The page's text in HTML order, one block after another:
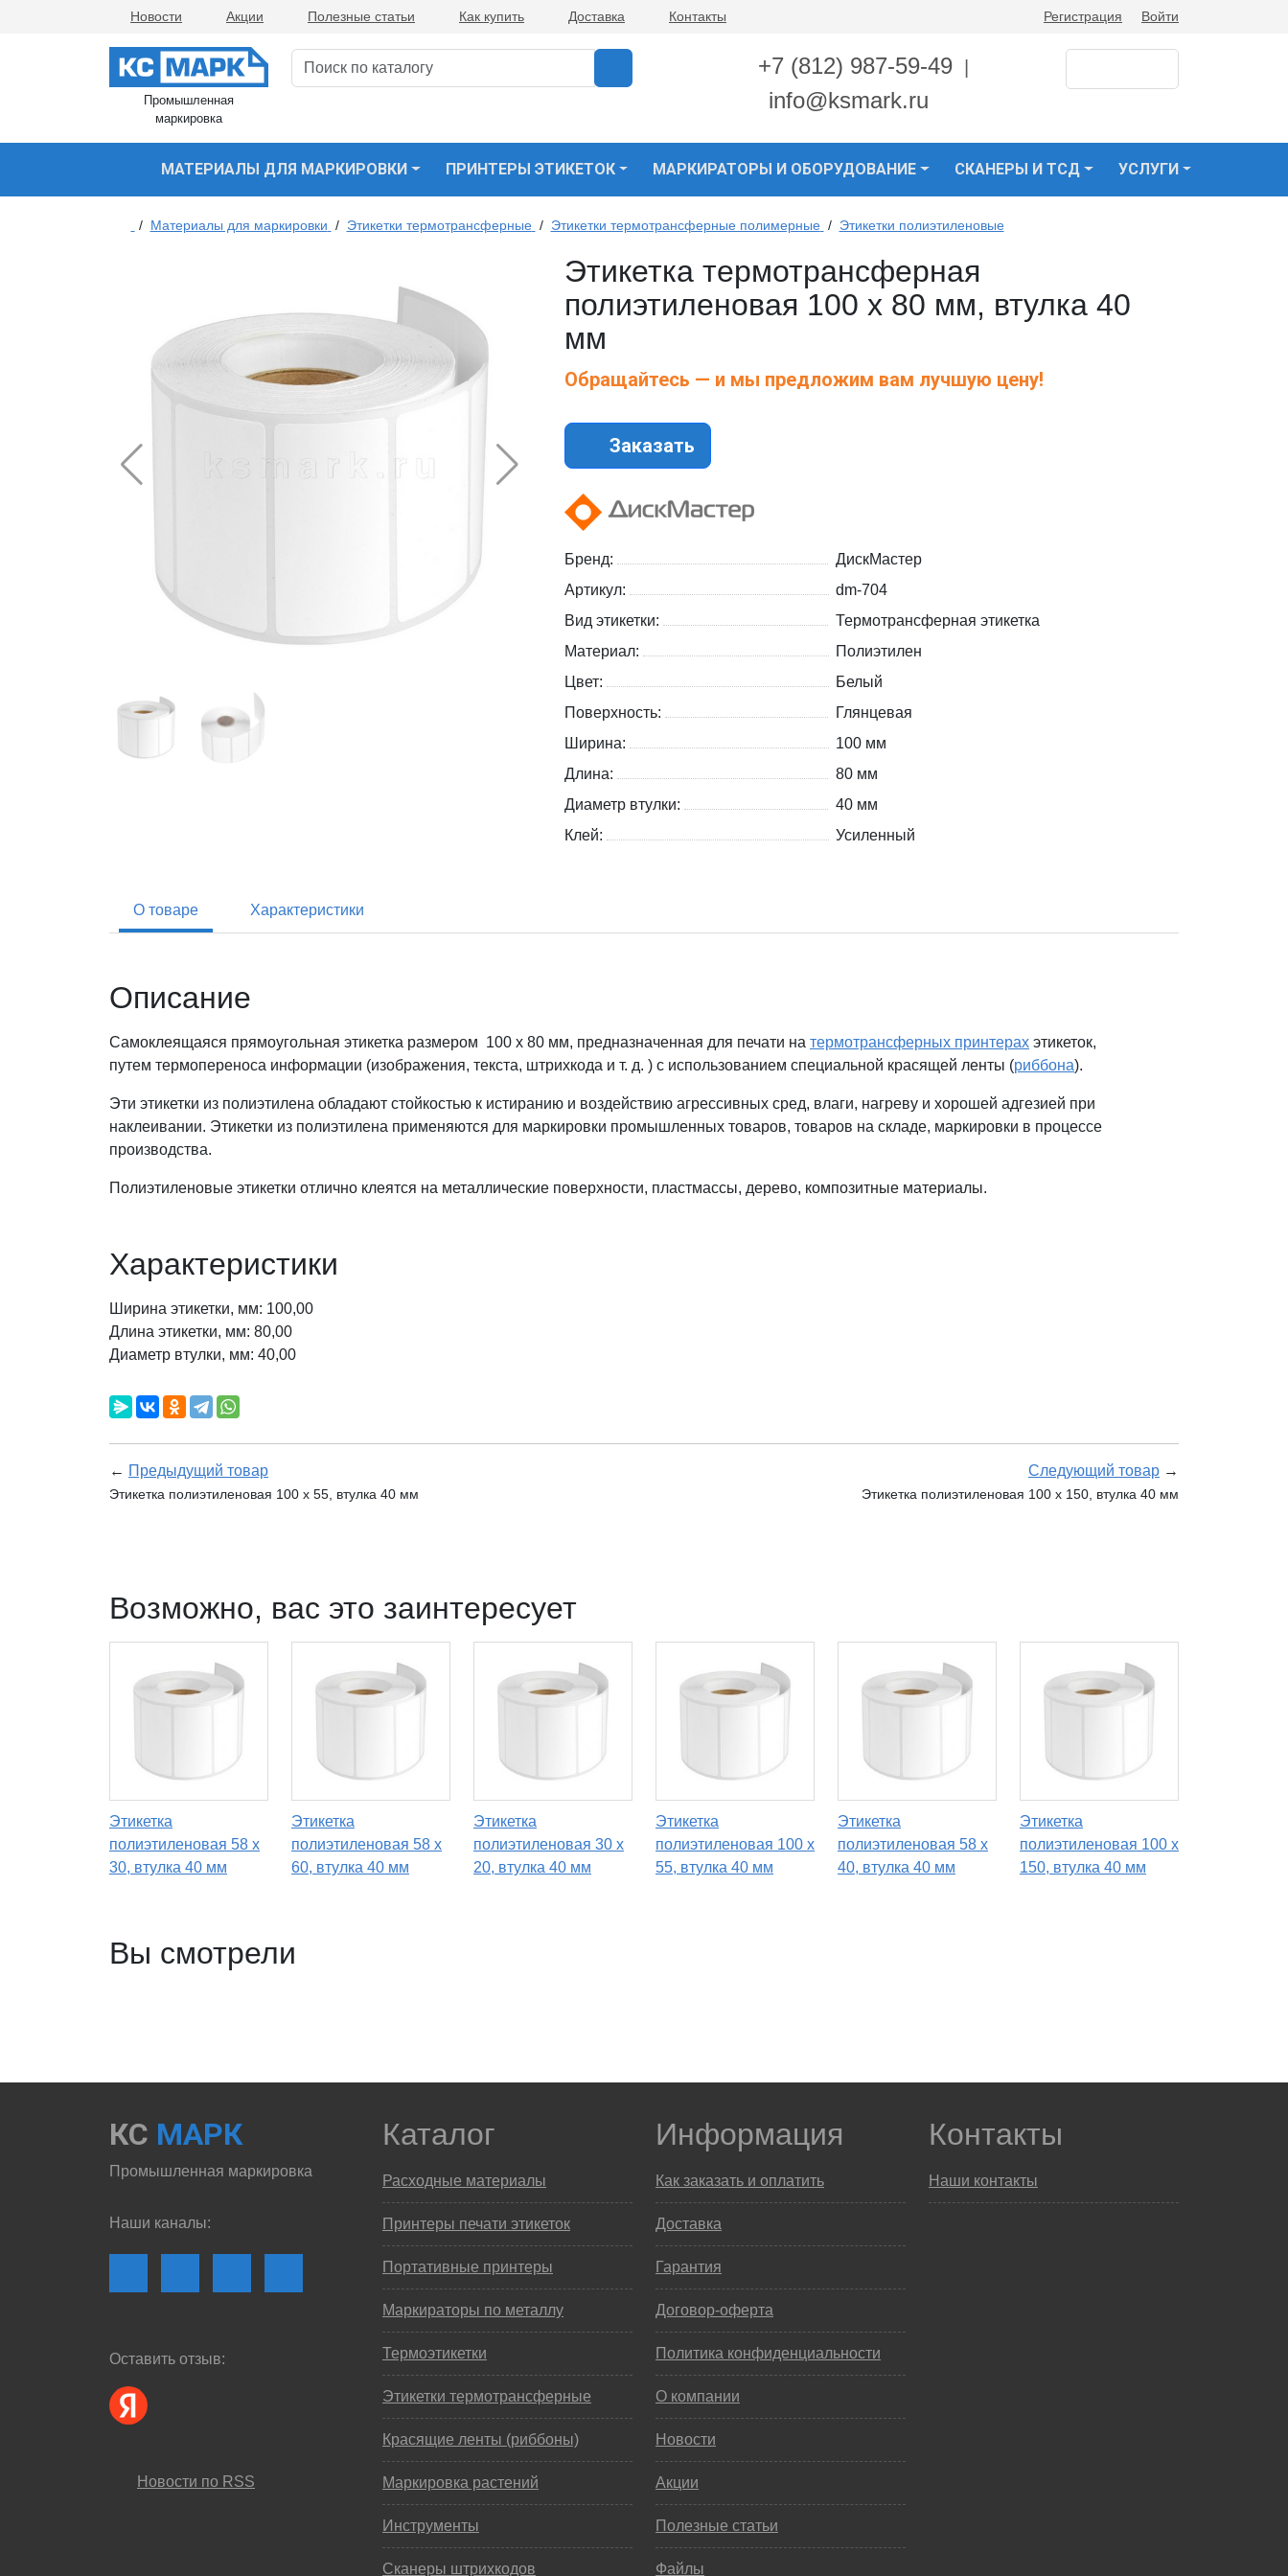
Новости Акции Полезные статьи Как купить Доставка Контакты Регистрация Войти
Промышленная
маркировка
+7 (812) 987-59-49
info@ksmark.ru
МАТЕРИАЛЫ ДЛЯ МАРКИРОВКИ ПРИНТЕРЫ ЭТИКЕТОК МАРКИРАТОРЫ И ОБОРУДОВАНИЕ СКАНЕРЫ И ТСД УСЛУГИ
/ Материалы для маркировки / Этикетки термотрансферные / Этикетки термотрансферные полимерные / Этикетки полиэтиленовые
Этикетка термотрансферная
полиэтиленовая 100 х 80 мм, втулка 40
мм
Обращайтесь — и мы предложим вам лучшую цену!
Заказать
Бренд:
ДискМастер
Артикул:
dm-704
Вид этикетки:
Термотрансферная этикетка
Материал:
Полиэтилен
Цвет:
Белый
Поверхность:
Глянцевая
Ширина:
100 мм
Длина:
80 мм
Диаметр втулки:
40 мм
Клей:
Усиленный
О товаре Характеристики
Описание
Самоклеящаяся прямоугольная этикетка размером 100 x 80 мм, предназначенная для печати на термотрансферных принтерах этикеток,
путем термопереноса информации (изображения, текста, штрихкода и т. д. ) с использованием специальной красящей ленты (риббона).
Эти этикетки из полиэтилена обладают стойкостью к истиранию и воздействию агрессивных сред, влаги, нагреву и хорошей адгезией при
наклеивании. Этикетки из полиэтилена применяются для маркировки промышленных товаров, товаров на складе, маркировки в процессе
производства.
Полиэтиленовые этикетки отлично клеятся на металлические поверхности, пластмассы, дерево, композитные материалы.
Характеристики
Ширина этикетки, мм: 100,00
Длина этикетки, мм: 80,00
Диаметр втулки, мм: 40,00
← Предыдущий товар
Этикетка полиэтиленовая 100 x 55, втулка 40 мм
Следующий товар →
Этикетка полиэтиленовая 100 x 150, втулка 40 мм
Возможно, вас это заинтересует
Этикетка
полиэтиленовая 58 x
30, втулка 40 мм
Этикетка
полиэтиленовая 58 x
60, втулка 40 мм
Этикетка
полиэтиленовая 30 x
20, втулка 40 мм
Этикетка
полиэтиленовая 100 x
55, втулка 40 мм
Этикетка
полиэтиленовая 58 x
40, втулка 40 мм
Этикетка
полиэтиленовая 100 x
150, втулка 40 мм
Вы смотрели
КС МАРК
Промышленная маркировка
Наши каналы:
Оставить отзыв:
Новости по RSS
Каталог
Расходные материалы
Принтеры печати этикеток
Портативные принтеры
Маркираторы по металлу
Термоэтикетки
Этикетки термотрансферные
Красящие ленты (риббоны)
Маркировка растений
Инструменты
Сканеры штрихкодов
Информация
Как заказать и оплатить
Доставка
Гарантия
Договор-оферта
Политика конфиденциальности
О компании
Новости
Акции
Полезные статьи
Файлы
Контакты
Наши контакты